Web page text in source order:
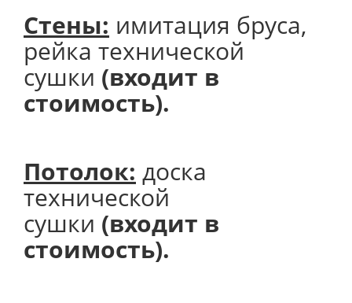
Стены: имитация бруса,
рейка технической
сушки (входит в
стоимость).
Потолок: доска
технической
сушки (входит в
стоимость).